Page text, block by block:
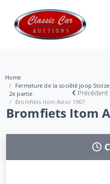
Home
Fermeture de la société Joop
2e partie
Bromfiets Itom Astor 1967
Précédent
Bromfiets Itom